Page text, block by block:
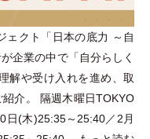
ェクト 「 日本の底力 ～自
企業の中で「自分らしく
解や受け入れを進め、取
介。 隔週木曜日TOKYO
日(木)25:35～25:40／2月